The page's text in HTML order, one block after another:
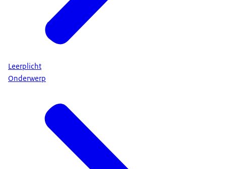
Leerplicht
Onderwerp